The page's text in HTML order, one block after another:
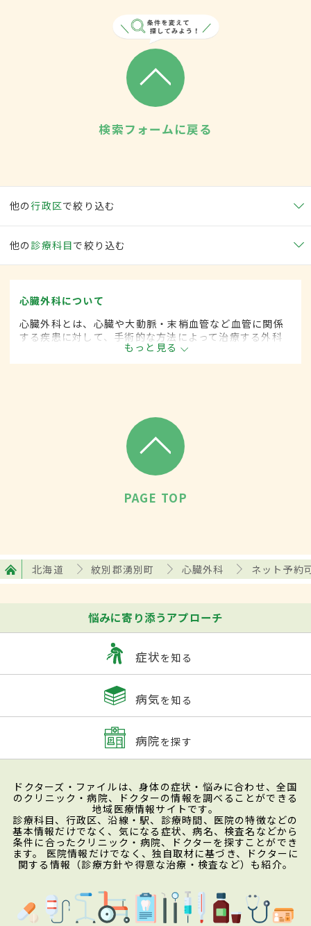
検索フォームに戻る
他の行政区で絞り込む
他の 診療科目で絞り込む
心臓外科について
心臓外科とは、心臓や大動脈・末梢血管など血管に関係
する疾患に対して、手術的な方法によって治療する外科
もっと見る
PAGE TOP
北海道 紋別郡湧別町 心臓外科 ネット予約
悩みに寄り添うアプローチ
症状を知る
病気を知る
病院を探す
ドクターズ・ファイルは、身体の症状・悩みに合わせ、全国
のクリニック・病院、ドクターの情報を調べることができる
地域医療情報サイトです。
診療科目、行政区、沿線・駅、診療時間、医院の特徴などの
基本情報だけでなく、気になる症状、病名、検査名などから
条件に合ったクリニック・病院、ドクターを探すことができ
ます。 医院情報だけでなく、独自取材に基づき、ドクターに
関する情報（診療方針や得意な治療・検査など）も紹介。